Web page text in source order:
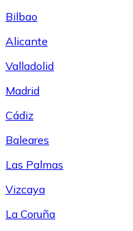
Bilbao
Alicante
Valladolid
Madrid
Cádiz
Baleares
Las Palmas
Vizcaya
La Coruña